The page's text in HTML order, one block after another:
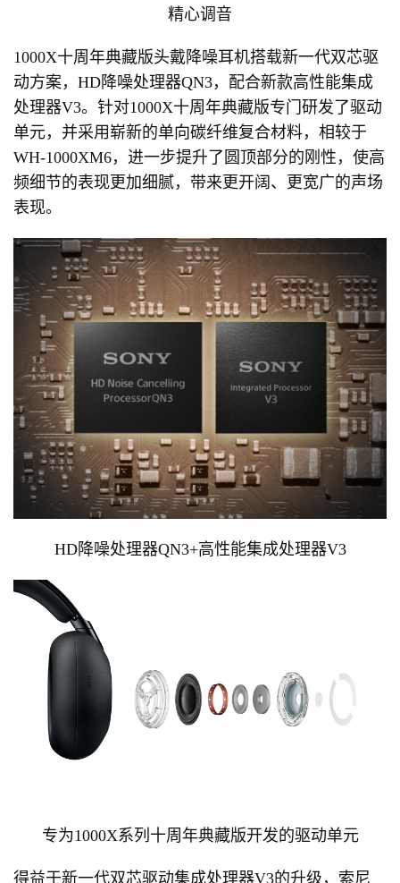
精心调音
1000X十周年典藏版头戴降噪耳机搭载新一代双芯驱
动方案，HD降噪处理器QN3，配合新款高性能集成
处理器V3。针对1000X十周年典藏版专门研发了驱动
单元，并采用崭新的单向碳纤维复合材料，相较于
WH-1000XM6，进一步提升了圆顶部分的刚性，使高
频细节的表现更加细腻，带来更开阔、更宽广的声场
表现。
HD降噪处理器QN3+高性能集成处理器V3
专为1000X系列十周年典藏版开发的驱动单元
得益于新一代双芯驱动集成处理器V3的升级，索尼